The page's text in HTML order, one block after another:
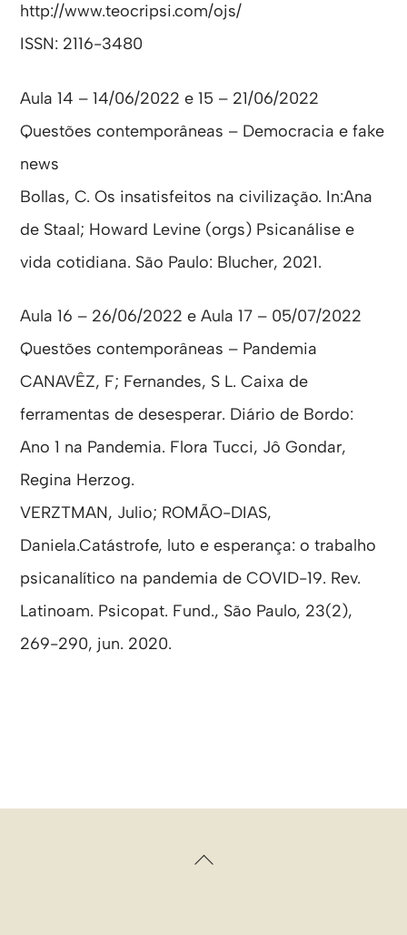
http://www.teocripsi.com/ojs/
ISSN: 2116-3480
Aula 14 – 14/06/2022 e 15 – 21/06/2022
Questões contemporâneas – Democracia e fake
news
Bollas, C. Os insatisfeitos na civilização. In:Ana
de Staal; Howard Levine (orgs) Psicanálise e
vida cotidiana. São Paulo: Blucher, 2021.
Aula 16 – 26/06/2022 e Aula 17 – 05/07/2022
Questões contemporâneas – Pandemia
CANAVÊZ, F; Fernandes, S L. Caixa de
ferramentas de desesperar. Diário de Bordo:
Ano 1 na Pandemia. Flora Tucci, Jô Gondar,
Regina Herzog.
VERZTMAN, Julio; ROMÃO-DIAS,
Daniela.Catástrofe, luto e esperança: o trabalho
psicanalítico na pandemia de COVID-19. Rev.
Latinoam. Psicopat. Fund., São Paulo, 23(2),
269-290, jun. 2020.
Back